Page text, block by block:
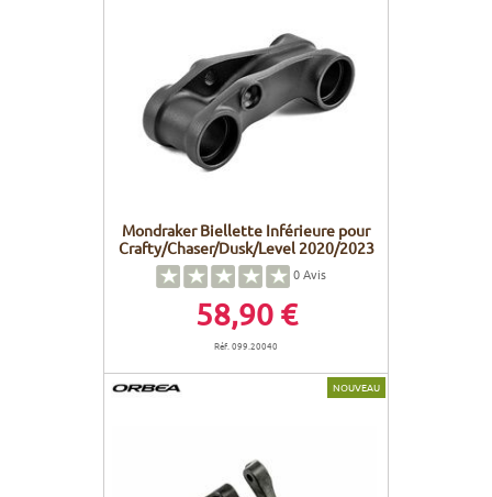
Mondraker Biellette Inférieure pour
Crafty/Chaser/Dusk/Level 2020/2023
0Avis
58,90 €
Réf. 099.20040
NOUVEAU